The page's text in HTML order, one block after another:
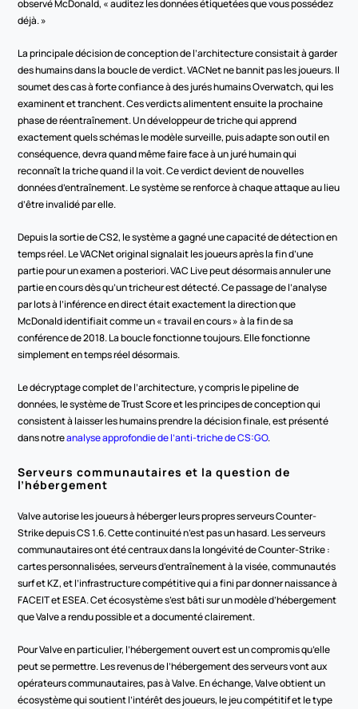
observé McDonald, « auditez les données étiquetées que vous possédez
déjà. »
La principale décision de conception de l’architecture consistait à garder
des humains dans la boucle de verdict. VACNet ne bannit pas les joueurs. Il
soumet des cas à forte confiance à des jurés humains Overwatch, qui les
examinent et tranchent. Ces verdicts alimentent ensuite la prochaine
phase de réentraînement. Un développeur de triche qui apprend
exactement quels schémas le modèle surveille, puis adapte son outil en
conséquence, devra quand même faire face à un juré humain qui
reconnaît la triche quand il la voit. Ce verdict devient de nouvelles
données d’entraînement. Le système se renforce à chaque attaque au lieu
d’être invalidé par elle.
Depuis la sortie de CS2, le système a gagné une capacité de détection en
temps réel. Le VACNet original signalait les joueurs après la fin d’une
partie pour un examen a posteriori. VAC Live peut désormais annuler une
partie en cours dès qu’un tricheur est détecté. Ce passage de l’analyse
par lots à l’inférence en direct était exactement la direction que
McDonald identifiait comme un « travail en cours » à la fin de sa
conférence de 2018. La boucle fonctionne toujours. Elle fonctionne
simplement en temps réel désormais.
Le décryptage complet de l’architecture, y compris le pipeline de
données, le système de Trust Score et les principes de conception qui
consistent à laisser les humains prendre la décision finale, est présenté
dans notre analyse approfondie de l’anti-triche de CS:GO.
Serveurs communautaires et la question de
l’hébergement
Valve autorise les joueurs à héberger leurs propres serveurs Counter-
Strike depuis CS 1.6. Cette continuité n’est pas un hasard. Les serveurs
communautaires ont été centraux dans la longévité de Counter-Strike :
cartes personnalisées, serveurs d’entraînement à la visée, communautés
surf et KZ, et l’infrastructure compétitive qui a fini par donner naissance à
FACEIT et ESEA. Cet écosystème s’est bâti sur un modèle d’hébergement
que Valve a rendu possible et a documenté clairement.
Pour Valve en particulier, l’hébergement ouvert est un compromis qu’elle
peut se permettre. Les revenus de l’hébergement des serveurs vont aux
opérateurs communautaires, pas à Valve. En échange, Valve obtient un
écosystème qui soutient l’intérêt des joueurs, le jeu compétitif et le type